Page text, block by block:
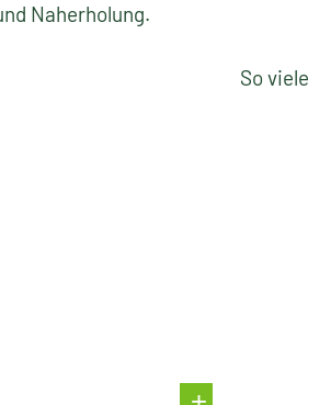
Naherholung.
So viele